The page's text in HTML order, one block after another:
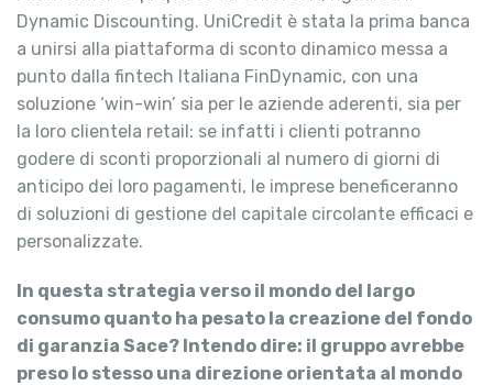
Dynamic Discounting. UniCredit è stata la prima banca
a unirsi alla piattaforma di sconto dinamico messa a
punto dalla fintech Italiana FinDynamic, con una
soluzione ‘win-win’ sia per le aziende aderenti, sia per
la loro clientela retail: se infatti i clienti potranno
godere di sconti proporzionali al numero di giorni di
anticipo dei loro pagamenti, le imprese beneficeranno
di soluzioni di gestione del capitale circolante efficaci e
personalizzate.
In questa strategia verso il mondo del largo
consumo quanto ha pesato la creazione del fondo
di garanzia Sace? Intendo dire: il gruppo avrebbe
preso lo stesso una direzione orientata al mondo